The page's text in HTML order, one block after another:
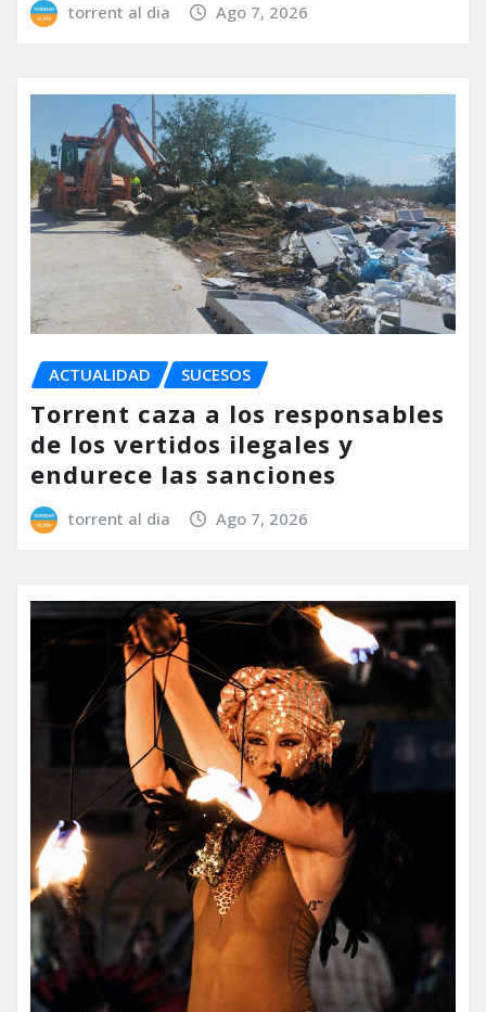
torrent al dia Ago 7, 2026
ACTUALIDAD SUCESOS
Torrent caza a los responsables
de los vertidos ilegales y
endurece las sanciones
torrent al dia Ago 7, 2026